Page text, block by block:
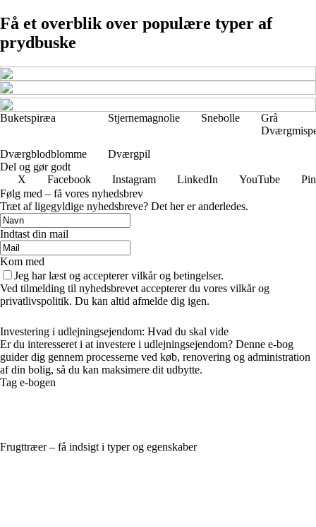
Få et overblik over populære typer af
prydbuske
Buketspiræa Stjernemagnolie Snebolle
Grå
Dværgblodblomme
Dværgpil
Del og gør godt
X
Facebook Instagram LinkedIn YouTube
Følg med – få vores nyhedsbrev
Træt af ligegyldige nyhedsbreve? Det her er anderledes.
Indtast din mail
Kom med
Jeg har læst og accepterer vilkår og betingelser.
Ved tilmelding til nyhedsbrevet accepterer du vores vilkår og
privatlivspolitik. Du kan altid afmelde dig igen.
Investering i udlejningsejendom: Hvad du skal vide
Er du interesseret i at investere i udlejningsejendom? Denne e-bog
guider dig gennem processerne ved køb, renovering og administration
af din bolig, så du kan maksimere dit udbytte.
Tag e-bogen
Frugttræer – få indsigt i typer og egenskaber